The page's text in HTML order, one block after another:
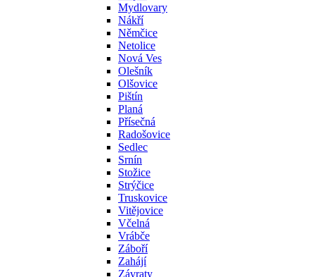
Mydlovary
Nákří
Němčice
Netolice
Nová Ves
Olešník
Olšovice
Pištín
Planá
Přísečná
Radošovice
Sedlec
Srnín
Stožice
Strýčice
Truskovice
Vitějovice
Včelná
Vrábče
Záboří
Zahájí
Závraty